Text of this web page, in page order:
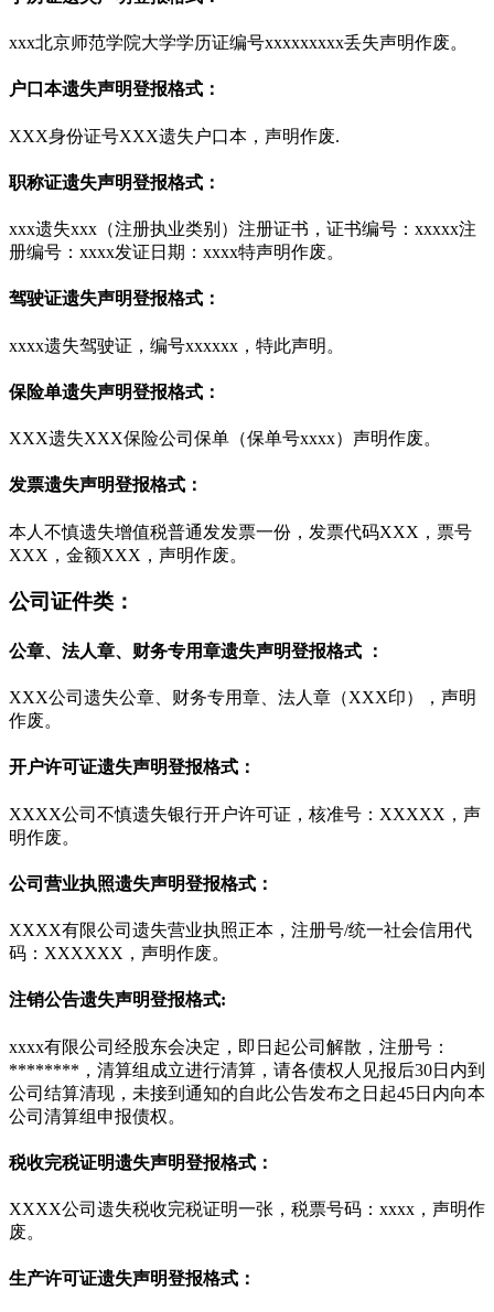
xxx北京师范学院大学学历证编号xxxxxxxxx丢失声明作废。
户口本遗失声明登报格式：
XXX身份证号XXX遗失户口本，声明作废.
职称证遗失声明登报格式：
xxx遗失xxx（注册执业类别）注册证书，证书编号：xxxxx注
册编号：xxxx发证日期：xxxx特声明作废。
驾驶证遗失声明登报格式：
xxxx遗失驾驶证，编号xxxxxx，特此声明。
保险单遗失声明登报格式：
XXX遗失XXX保险公司保单（保单号xxxx）声明作废。
发票遗失声明登报格式：
本人不慎遗失增值税普通发发票一份，发票代码XXX，票号
XXX，金额XXX，声明作废。
公司证件类：
公章、法人章、财务专用章遗失声明登报格式 ：
XXX公司遗失公章、财务专用章、法人章（XXX印），声明
作废。
开户许可证遗失声明登报格式：
XXXX公司不慎遗失银行开户许可证，核准号：XXXXX，声
明作废。
公司营业执照遗失声明登报格式：
XXXX有限公司遗失营业执照正本，注册号/统一社会信用代
码：XXXXXX，声明作废。
注销公告遗失声明登报格式:
xxxx有限公司经股东会决定，即日起公司解散，注册号：
********，清算组成立进行清算，请各债权人见报后30日内到
公司结算清现，未接到通知的自此公告发布之日起45日内向本
公司清算组申报债权。
税收完税证明遗失声明登报格式：
XXXX公司遗失税收完税证明一张，税票号码：xxxx，声明作
废。
生产许可证遗失声明登报格式：